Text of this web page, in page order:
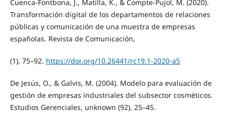
Cuenca-Fontbona, J., Matilla, K., & Compte-Pujol, M. (2020).
Transformación digital de los departamentos de relaciones
públicas y comunicación de una muestra de empresas
españolas. Revista de Comunicación,
(1), 75–92. https://doi.org/10.26441/rc19.1-2020-a5
De Jesús, O., & Galvis, M. (2004). Modelo para evaluación de
gestión de empresas industriales del subsector cosméticos.
Estudios Gerenciales, unknown (92), 25–45.